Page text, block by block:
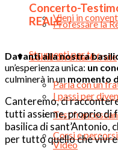
Professare la
Strumenti per te
Parla con un
Test
Video
Vieni in
Come diventare frate
I passi per
Corsi e
Concerto-
REALE
Davanti alla nostra
un’esperienza unica: un
culminerà in un momento
Canteremo, ci
tutti assieme, proprio di
basilica di sant’Antonio,
per tutto quello che